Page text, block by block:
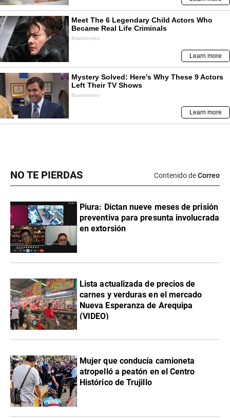
NO TE PIERDAS Contenido deCorreo
Piura: Dictan nueve meses de prisión
preventiva para presunta involucrada
en extorsión
Lista actualizada de precios de
carnes y verduras en el mercado
Nueva Esperanza de Arequipa
(VIDEO)
Mujer que conducía camioneta
atropelló a peatón en el Centro
Histórico de Trujillo